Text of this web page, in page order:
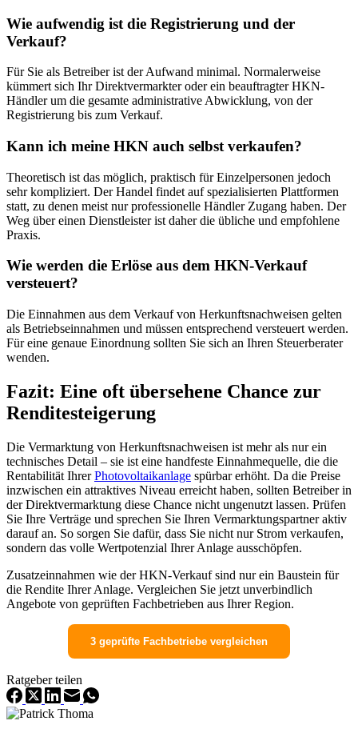
Wie aufwendig ist die Registrierung und der
Verkauf?
Für Sie als Betreiber ist der Aufwand minimal. Normalerweise
kümmert sich Ihr Direktvermarkter oder ein beauftragter HKN-
Händler um die gesamte administrative Abwicklung, von der
Registrierung bis zum Verkauf.
Kann ich meine HKN auch selbst verkaufen?
Theoretisch ist das möglich, praktisch für Einzelpersonen jedoch
sehr kompliziert. Der Handel findet auf spezialisierten Plattformen
statt, zu denen meist nur professionelle Händler Zugang haben. Der
Weg über einen Dienstleister ist daher die übliche und empfohlene
Praxis.
Wie werden die Erlöse aus dem HKN-Verkauf
versteuert?
Die Einnahmen aus dem Verkauf von Herkunftsnachweisen gelten
als Betriebseinnahmen und müssen entsprechend versteuert werden.
Für eine genaue Einordnung sollten Sie sich an Ihren Steuerberater
wenden.
Fazit: Eine oft übersehene Chance zur
Renditesteigerung
Die Vermarktung von Herkunftsnachweisen ist mehr als nur ein
technisches Detail – sie ist eine handfeste Einnahmequelle, die die
Rentabilität IhrerPhotovoltaikanlage spürbar erhöht. Da die Preise
inzwischen ein attraktives Niveau erreicht haben, sollten Betreiber in
der Direktvermarktung diese Chance nicht ungenutzt lassen. Prüfen
Sie Ihre Verträge und sprechen Sie Ihren Vermarktungspartner aktiv
darauf an. So sorgen Sie dafür, dass Sie nicht nur Strom verkaufen,
sondern das volle Wertpotenzial Ihrer Anlage ausschöpfen.
Zusatzeinnahmen wie der HKN-Verkauf sind nur ein Baustein für
die Rendite Ihrer Anlage. Vergleichen Sie jetzt unverbindlich
Angebote von geprüften Fachbetrieben aus Ihrer Region.
3 geprüfte Fachbetriebe vergleichen
Ratgeber teilen